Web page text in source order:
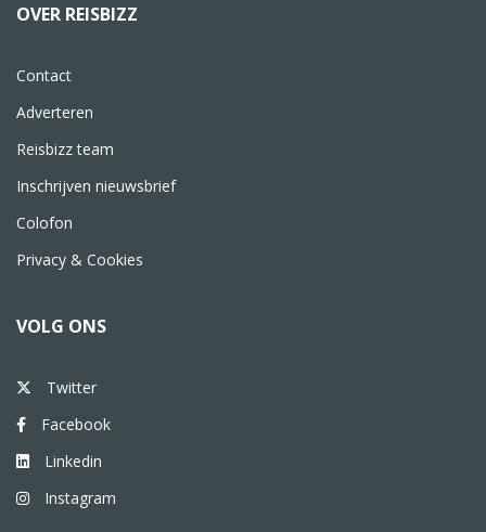
OVER REISBIZZ
Contact
Adverteren
Reisbizz team
Inschrijven nieuwsbrief
Colofon
Privacy & Cookies
VOLG ONS
Twitter
Facebook
Linkedin
Instagram